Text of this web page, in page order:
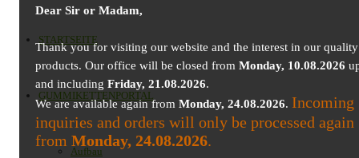
STARTSEITE
GUMMIKETTENPORTAL
Aufbau
Dear Sir or Madam,
Thank you for visiting our website and the interest in our quality
products. Our office will be closed from Monday, 10.08.2026
and including Friday, 21.08.2026.
We are available again from Monday, 24.08.2026. Incoming
inquiries and orders will only be processed again
from Monday, 24.08.2026.